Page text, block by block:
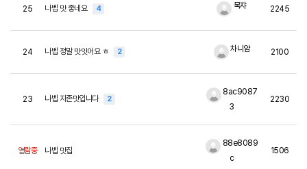
25 나벱 맛 좋네요 4 묵쟈 2245
24 나벱 정말 맛잇어요 ㅎ 2 차니얌 2100
23 나벱 지존맛입니다 2
8ac9087
3
2230
열람중 나벱 맛집
88e8089
c
1506